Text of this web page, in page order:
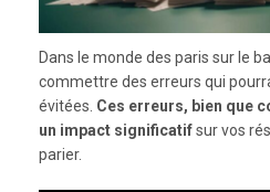
Dans le monde des paris sur le
commettre des erreurs qui
évitées. Ces erreurs, bien que
un impact significatifsur vos
parier.